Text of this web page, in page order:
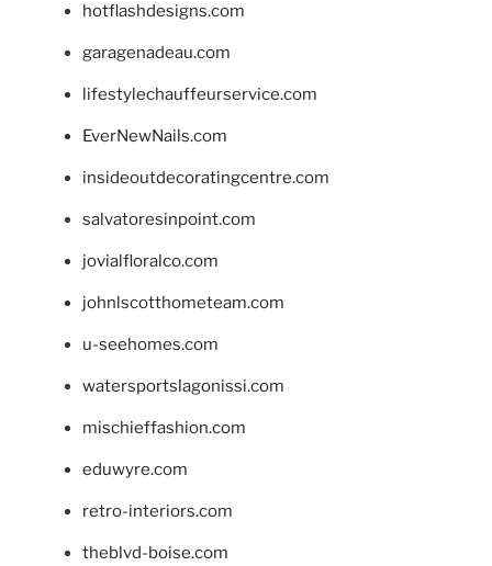
hotflashdesigns.com
garagenadeau.com
lifestylechauffeurservice.com
EverNewNails.com
insideoutdecoratingcentre.com
salvatoresinpoint.com
jovialfloralco.com
johnlscotthometeam.com
u-seehomes.com
watersportslagonissi.com
mischieffashion.com
eduwyre.com
retro-interiors.com
theblvd-boise.com